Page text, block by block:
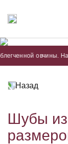
овчины.
Назад
Шубы из